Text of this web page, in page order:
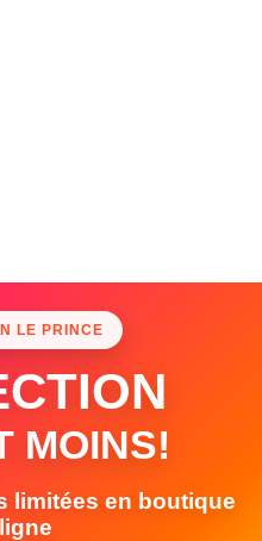
LE PRINCE
MOINS!
limitées en boutique